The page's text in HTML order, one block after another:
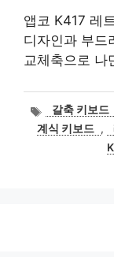
앱코 K417 레
디자인과 부드
교체축으로 나
태
그
갈축 키보드
계식 키보드 ,